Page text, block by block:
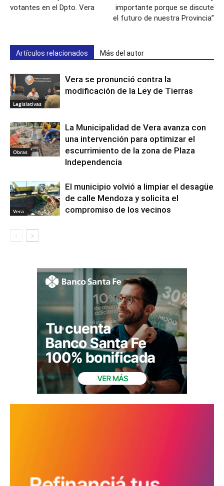
votantes en el Dpto. Vera
importante porque se discute
el futuro de nuestra Provincia”
Artículos relacionados Más del autor
Legislativas
Vera se pronunció contra la
modificación de la Ley de Tierras
Obras
La Municipalidad de Vera avanza con
una intervención para optimizar el
escurrimiento de la zona de Plaza
Independencia
Vera
El municipio volvió a limpiar el desagüe
de calle Mendoza y solicita el
compromiso de los vecinos